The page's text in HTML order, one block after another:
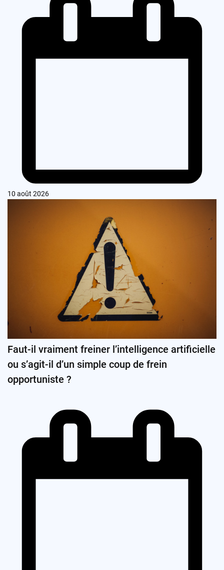
10 août 2026
Faut-il vraiment freiner l’intelligence artificielle
ou s’agit-il d’un simple coup de frein
opportuniste ?